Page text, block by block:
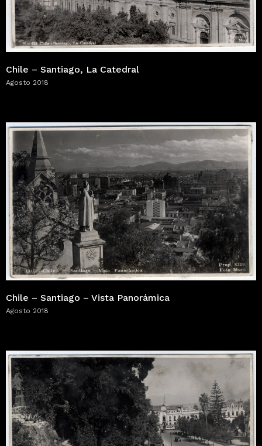
Chile – Santiago, La Catedral
Agosto 2018
Chile – Santiago – Vista Panorámica
Agosto 2018